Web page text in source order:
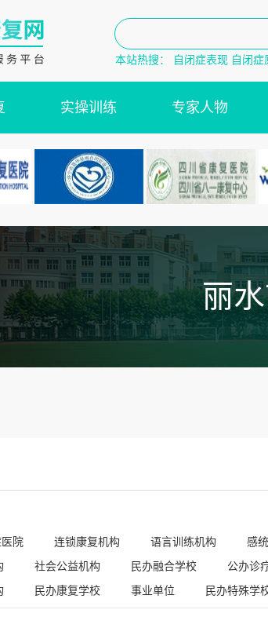
本站热搜： 自闭症表现 自闭症
实操训练 专家人物
丽
医院 连锁康复机构 语言训练机构 感
社会公益机构 民办融合学校 公办诊
民办康复学校 事业单位 民办特殊学